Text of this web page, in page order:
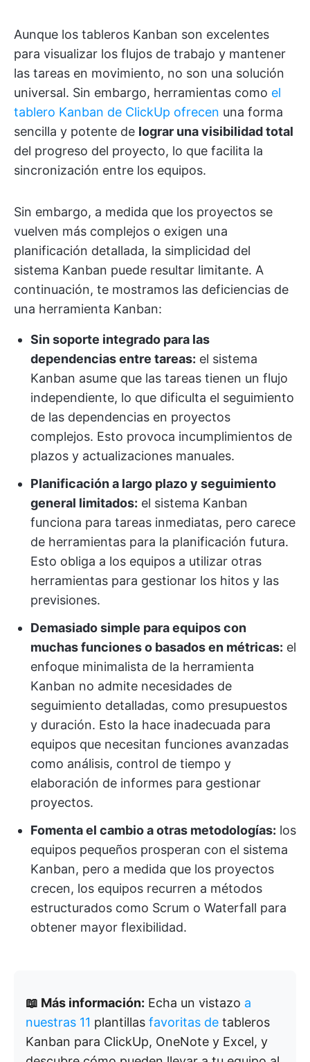
Aunque los tableros Kanban son excelentes
para visualizar los flujos de trabajo y mantener
las tareas en movimiento, no son una solución
universal. Sin embargo, herramientas como el
tablero Kanban de ClickUp ofrecen una forma
sencilla y potente de lograr una visibilidad total
del progreso del proyecto, lo que facilita la
sincronización entre los equipos.
Sin embargo, a medida que los proyectos se
vuelven más complejos o exigen una
planificación detallada, la simplicidad del
sistema Kanban puede resultar limitante. A
continuación, te mostramos las deficiencias de
una herramienta Kanban:
Sin soporte integrado para las
dependencias entre tareas: el sistema
Kanban asume que las tareas tienen un flujo
independiente, lo que dificulta el seguimiento
de las dependencias en proyectos
complejos. Esto provoca incumplimientos de
plazos y actualizaciones manuales.
Planificación a largo plazo y seguimiento
general limitados: el sistema Kanban
funciona para tareas inmediatas, pero carece
de herramientas para la planificación futura.
Esto obliga a los equipos a utilizar otras
herramientas para gestionar los hitos y las
previsiones.
Demasiado simple para equipos con
muchas funciones o basados en métricas: el
enfoque minimalista de la herramienta
Kanban no admite necesidades de
seguimiento detalladas, como presupuestos
y duración. Esto la hace inadecuada para
equipos que necesitan funciones avanzadas
como análisis, control de tiempo y
elaboración de informes para gestionar
proyectos.
Fomenta el cambio a otras metodologías: los
equipos pequeños prosperan con el sistema
Kanban, pero a medida que los proyectos
crecen, los equipos recurren a métodos
estructurados como Scrum o Waterfall para
obtener mayor flexibilidad.
📖 Más información: Echa un vistazo a
nuestras 11 plantillas favoritas de tableros
Kanban para ClickUp, OneNote y Excel, y